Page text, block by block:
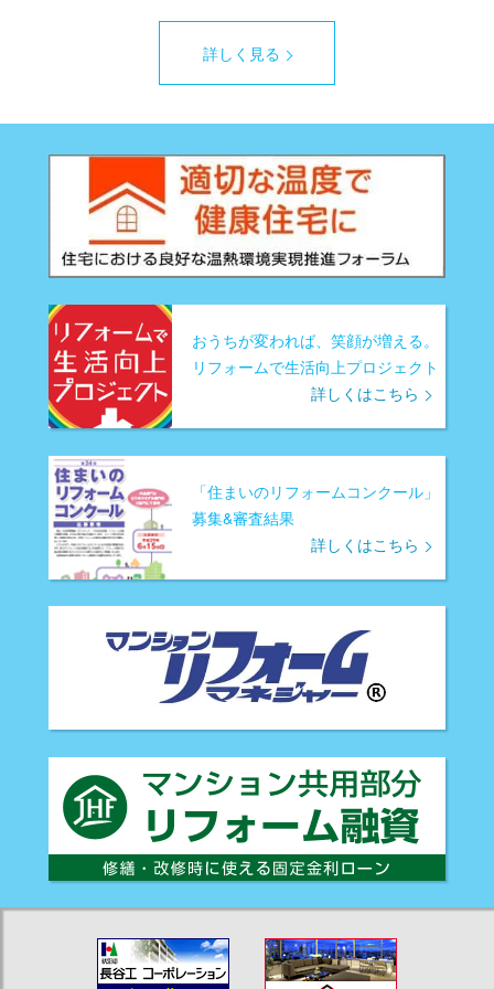
詳しく見る
おうちが変われば、笑顔が増える。
リフォームで生活向上プロジェクト
詳しくはこちら
「住まいのリフォームコンクール」
募集&審査結果
詳しくはこちら